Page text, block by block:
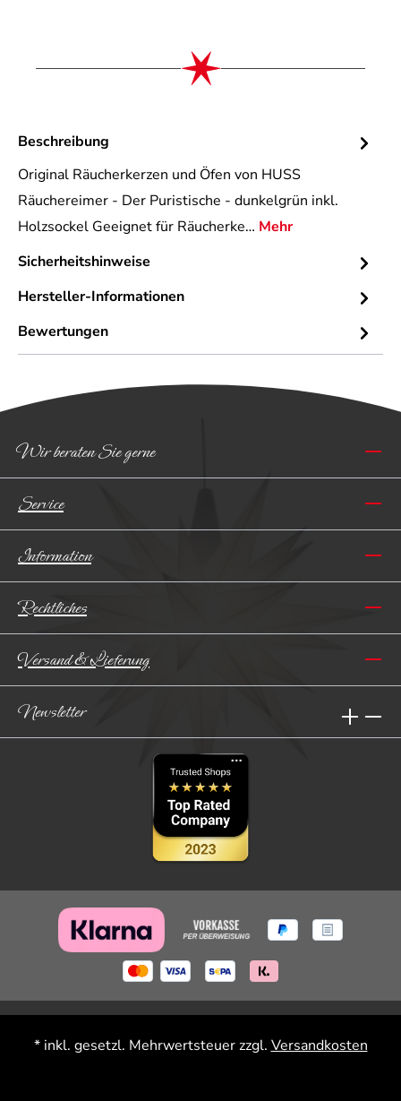
Beschreibung
Original Räucherkerzen und Öfen von HUSS
Räuchereimer - Der Puristische - dunkelgrün inkl.
Holzsockel Geeignet für Räucherke… Mehr
Sicherheitshinweise
Hersteller-Informationen
Bewertungen
Wir beraten Sie gerne
Service
Information
Rechtliches
Versand & Lieferung
Newsletter
* inkl. gesetzl. Mehrwertsteuer zzgl. Versandkosten